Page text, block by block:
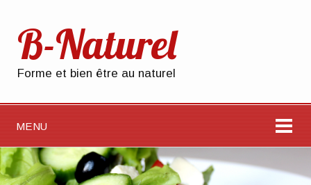
B-Naturel
Forme et bien être au naturel
MENU